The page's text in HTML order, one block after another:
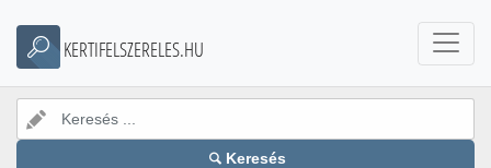
KERTIFELSZERELES.HU
Keresés